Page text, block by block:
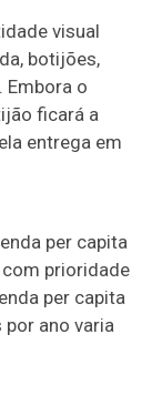
visual
botijões,
Embora o
ficará a
entrega em
per capita
prioridade
per capita
ano varia